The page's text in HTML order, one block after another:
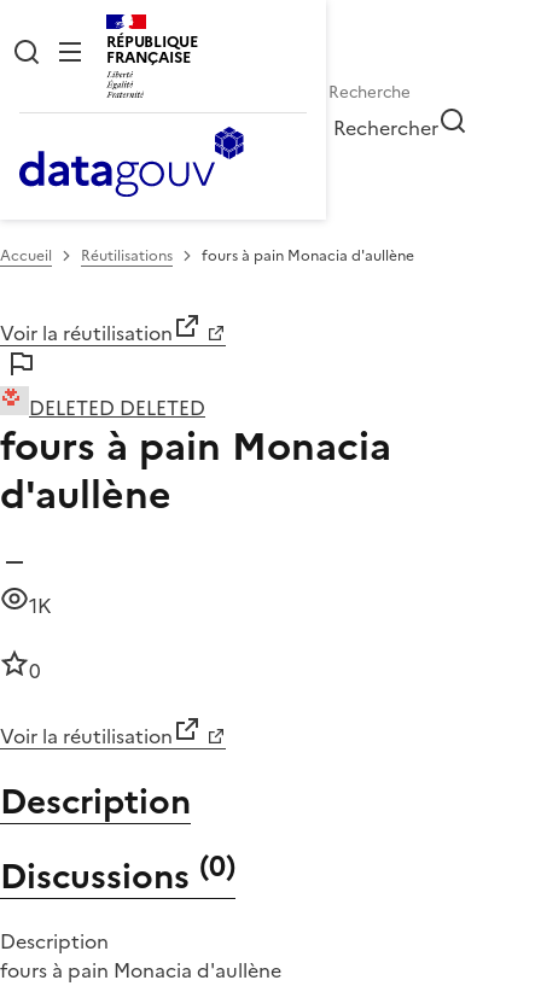
RÉPUBLIQUE
FRANÇAISE
Rechercher
Accueil Réutilisations fours à pain Monacia d'aullène
Voir la réutilisation
DELETED DELETED
fours à pain Monacia
d'aullène
1K
0
Voir la réutilisation
Description
Discussions (0)
Description
fours à pain Monacia d'aullène